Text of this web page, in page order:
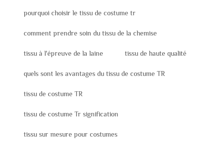
pourquoi choisir le tissu de costume tr
comment prendre soin du tissu de la chemise
tissu à l'épreuve de la laine tissu de haute qualité
quels sont les avantages du tissu de costume TR
tissu de costume TR
tissu de costume Tr signification
tissu sur mesure pour costumes